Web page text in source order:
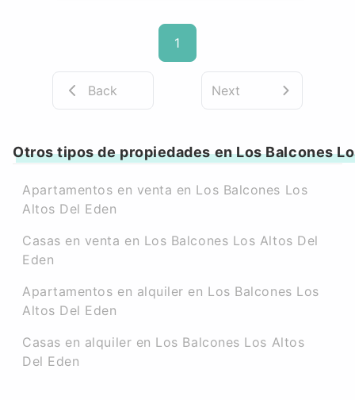
1
Back Next
Otros tipos de propiedades en Los Balcones
Apartamentos en venta en Los Balcones Los
Altos Del Eden
Casas en venta en Los Balcones Los Altos Del
Eden
Apartamentos en alquiler en Los Balcones Los
Altos Del Eden
Casas en alquiler en Los Balcones Los Altos
Del Eden